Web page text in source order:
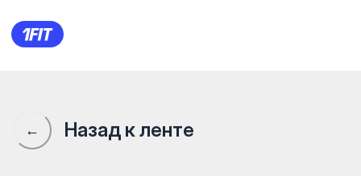
Люююдии добрые! Скиньте,
← Назад к ленте